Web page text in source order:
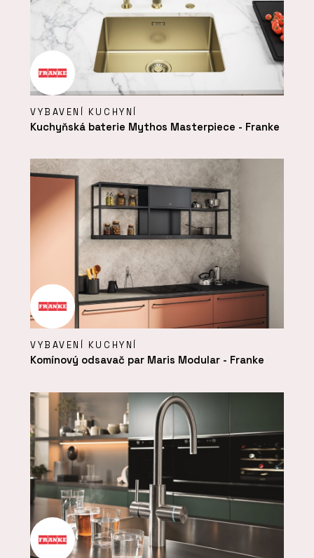
VYBAVENÍ KUCHYNÍ
Kuchyňská baterie Mythos Masterpiece - Franke
VYBAVENÍ KUCHYNÍ
Komínový odsavač par Maris Modular - Franke